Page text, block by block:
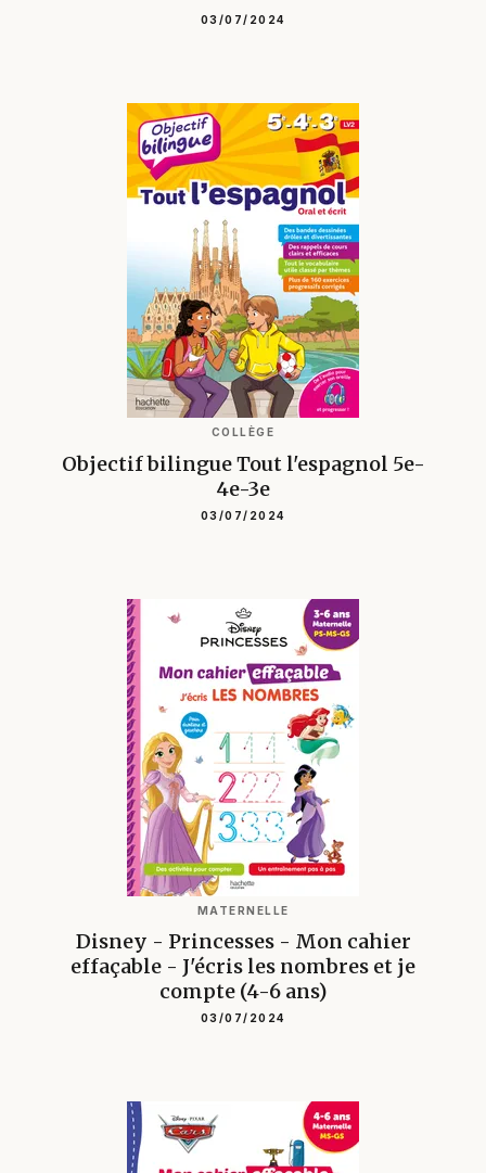
03/07/2024
COLLÈGE
Objectif bilingue Tout l'espagnol 5e-
4e-3e
03/07/2024
MATERNELLE
Disney - Princesses - Mon cahier
effaçable - J'écris les nombres et je
compte (4-6 ans)
03/07/2024